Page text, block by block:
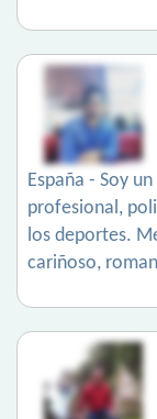
España - Soy
profesional,
los deportes.
cariñoso,